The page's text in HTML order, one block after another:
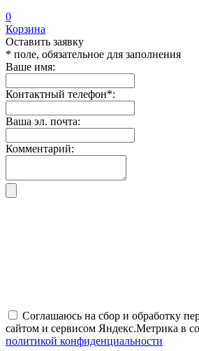
0
Корзина
Оставить заявку
* поле, обязательное для заполнения
Ваше имя:
Контактный телефон*:
Ваша эл. почта:
Комментарий:
Соглашаюсь на сбор и обработку
сайтом и сервисом Яндекс.Метрика в
политикой конфиденциальности